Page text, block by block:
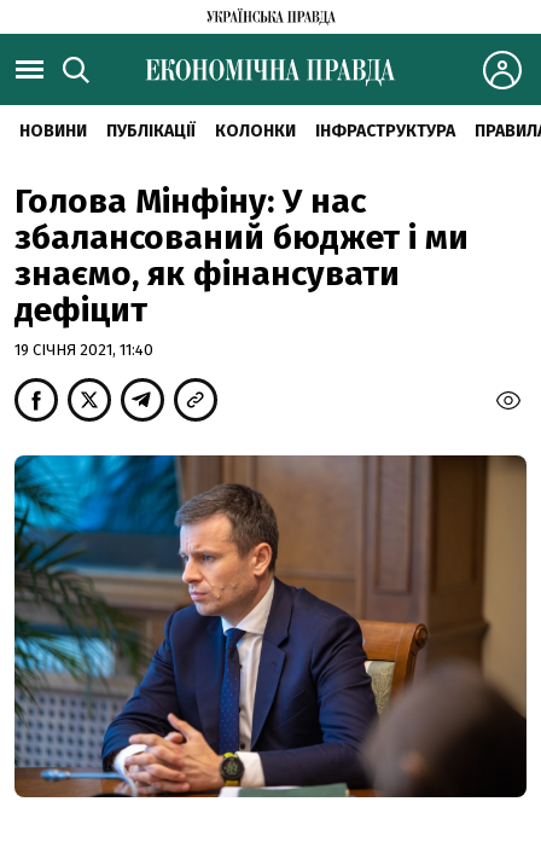
НОВИНИ ПУБЛІКАЦІЇ КОЛОНКИ ІНФРАСТРУКТУРА
Голова Мінфіну: У нас
збалансований бюджет і ми
знаємо, як фінансувати
дефіцит
19 СІЧНЯ 2021, 11:40